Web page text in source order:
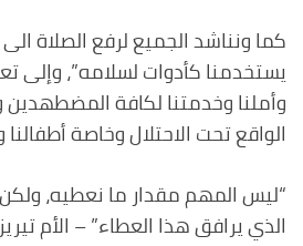
كما ونناشد الجميع لرفع الصلاة
يستخدمنا كأدوات لسلامه”، وإلى
وأملنا وخدمتنا لكافة
الواقع تحت الاحتلال وخاصة أطفالنا
“ليس المهم مقدار ما نعطيه،
الذي يرافق هذا العطاء” – الأم